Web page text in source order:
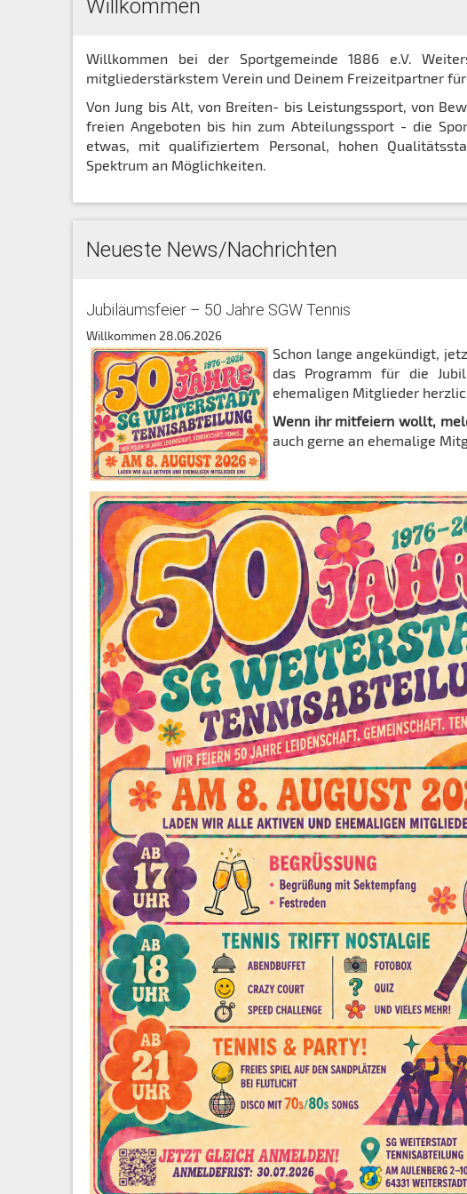
Willkommen
Willkommen bei der Sportgemeinde 1886 e.V.
mitgliederstärkstem Verein und Deinem Freizeitpartner
Von Jung bis Alt, von Breiten- bis Leistungssport, von
freien Angeboten bis hin zum Abteilungssport - die
etwas, mit qualifiziertem Personal, hohen
Spektrum an Möglichkeiten.
Neueste News/Nachrichten
Jubiläumsfeier – 50 Jahre SGW Tennis
Willkommen 28.06.2026
Schon lange angekündigt,
das Programm für die
ehemaligen Mitglieder
Wenn ihr mitfeiern wollt,
auch gerne an ehemalige